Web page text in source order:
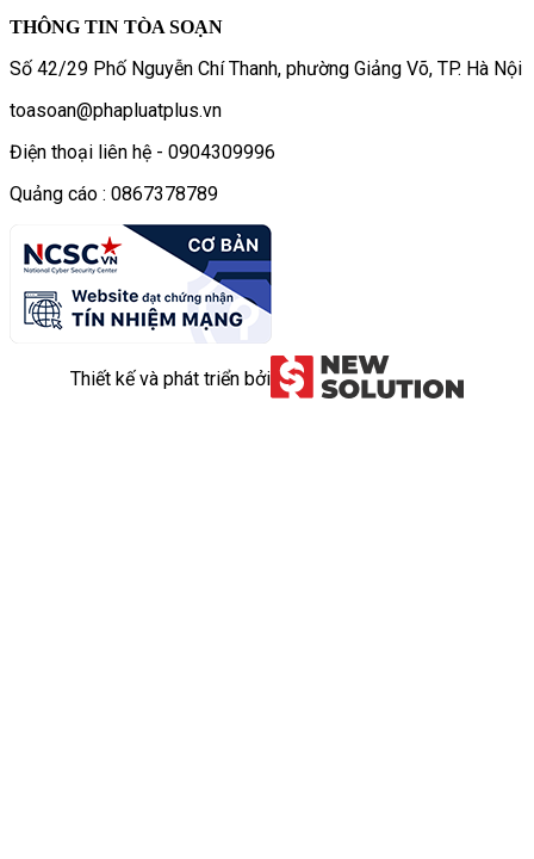
THÔNG TIN TÒA SOẠN
Số 42/29 Phố Nguyễn Chí Thanh, phường Giảng Võ, TP. Hà Nội
toasoan@phapluatplus.vn
Điện thoại liên hệ - 0904309996
Quảng cáo : 0867378789
Thiết kế và phát triển bởi